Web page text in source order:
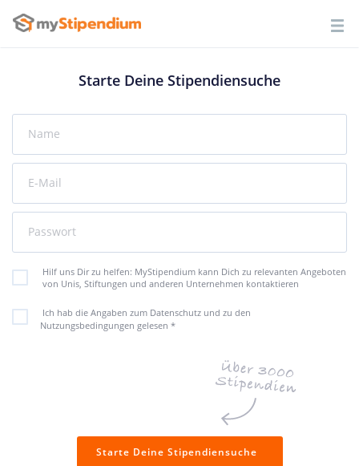
Starte Deine Stipendiensuche
Name
E-Mail
Passwort
Hilf uns Dir zu helfen: MyStipendium kann Dich zu relevanten Angeboten
von Unis, Stiftungen und anderen Unternehmen kontaktieren
Ich hab die Angaben zum Datenschutz und zu den
Nutzungsbedingungen gelesen *
Starte Deine Stipendiensuche